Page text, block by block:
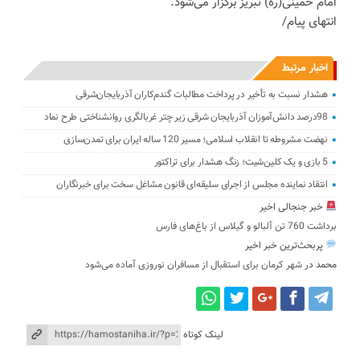
انتهای پیام/
اخبار مرتبط
هشدار نسبت به تأخیر در پرداخت مطالبات گندم‌کاران آذربایجان‌شرقی
98درصد دانش‌آموزان آذربایجان شرقی زیر چتر غربالگری روانشناختی طرح نماد
نهضت مشروطه تا انقلاب اسلامی؛ مسیر 120 ساله ایران برای تمدن‌سازی
5 بازی و یک کلین‌شیت؛ زنگ هشدار برای تراکتور
انتقاد نماینده مجلس از اجرای سلیقه‌ای قانون مشاغل سخت برای خبرنگاران
خبر جنجالی اخیر
برداشت 760 تن آلبالو و گیلاس از باغ‌های فارس
پربحث‌ترین خبر اخیر
محمد درشهر کرمان برای استقبال از مسافران نوروزی آماده می‌شود
لینک کوتاه